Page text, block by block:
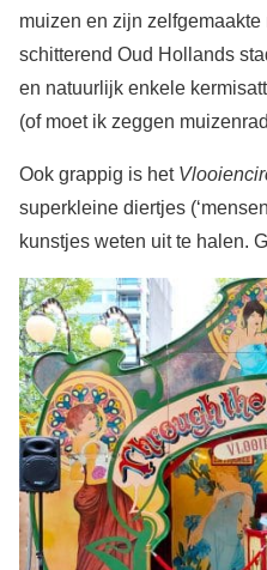
muizen en zijn
schitterend Oud Hollands
en natuurlijk enkele
(of moet ik zeggen
Ook grappig is het
superkleine diertjes
kunstjes weten uit te halen.